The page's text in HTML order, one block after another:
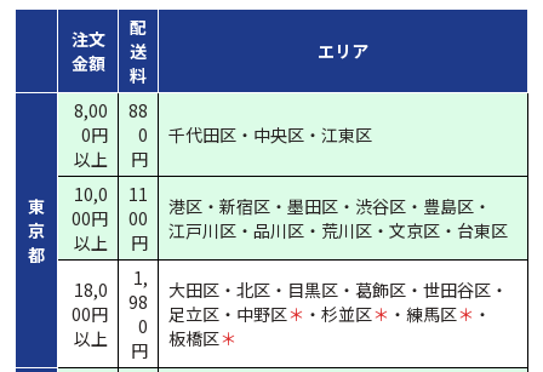
注文
金額
配
送
料
エリア
東
京
都
8,00
0円
以上
88
0
円
千代田区・ 中央区・ 江東区
10,0
00円
以上
11
00
円
港区・ 新宿区・ 墨田区・ 渋谷区・ 豊島区・
江戸川区・ 品川区・ 荒川区・ 文京区・ 台東区
18,0
00円
以上
1,
98
0
円
大田区・ 北区・ 目黒区・ 葛飾区・ 世田谷区・
足立区・ 中野区＊ ・ 杉並区＊ ・ 練馬区＊ ・
板橋区＊